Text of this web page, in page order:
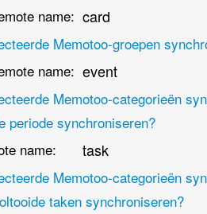
name: card
Memotoo-groepen
name: event
Memotoo-categorieën
periode synchroniseren?
name:
task
Memotoo-categorieën
taken synchroniseren?